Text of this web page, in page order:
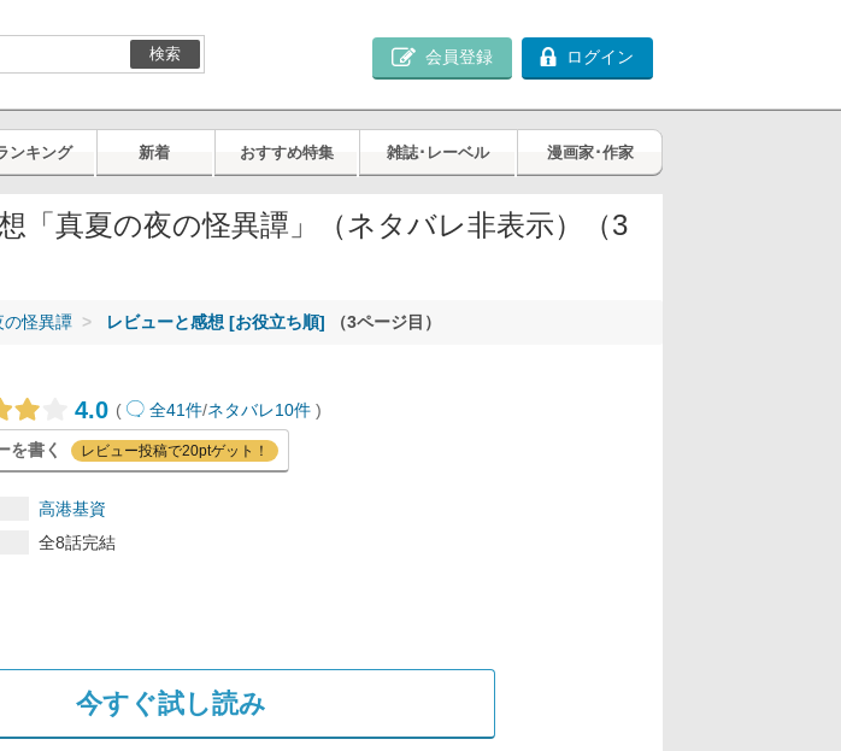
検索 会員登録 ログイン
ンキング 新着 おすすめ特集 雑誌･レーベル 漫画家･作家
「真夏の夜の怪異譚」（ネタバレ非表示）（3
の怪異譚 レビューと感想 [お役立ち順] （3ページ目）
4.0 ( 全41件/ネタバレ10件 )
を書く レビュー投稿で20ptゲット！
高港基資
全8話完結
今すぐ試し読み